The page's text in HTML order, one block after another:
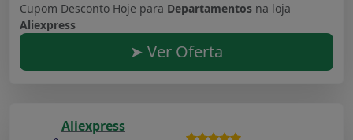
Cupom Desconto Hoje para Departamentos na loja
Aliexpress
➤ Ver Oferta
Aliexpress